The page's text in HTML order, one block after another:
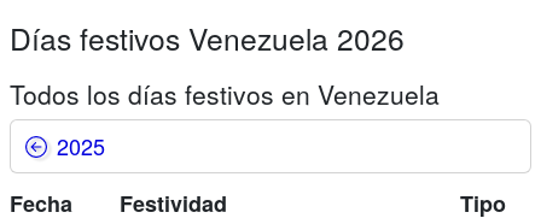
Días festivos Venezuela 2026
Todos los días festivos en Venezuela
2025
Fecha
Festividad
Tipo